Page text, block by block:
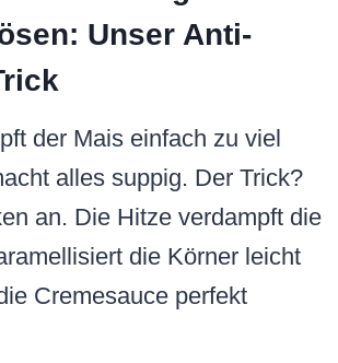
Unser Anti-
der Mais einfach zu viel
alles suppig. Der Trick?
an. Die Hitze verdampft die
die Körner leicht
Cremesauce perfekt